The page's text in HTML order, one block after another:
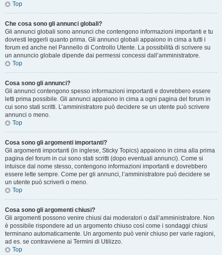
Top
Che cosa sono gli annunci globali?
Gli annunci globali sono annunci che contengono informazioni importanti e tu
dovresti leggerli quanto prima. Gli annunci globali appaiono in cima a tutti i
forum ed anche nel Pannello di Controllo Utente. La possibilità di scrivere su
un annuncio globale dipende dai permessi concessi dall’amministratore.
Top
Cosa sono gli annunci?
Gli annunci contengono spesso informazioni importanti e dovrebbero essere
letti prima possibile. Gli annunci appaiono in cima a ogni pagina del forum in
cui sono stati scritti. L’amministratore può decidere se un utente può scrivere
annunci o meno.
Top
Cosa sono gli argomenti importanti?
Gli argomenti importanti (in inglese, Sticky Topics) appaiono in cima alla prima
pagina del forum in cui sono stati scritti (dopo eventuali annunci). Come si
intuisce dal nome stesso, contengono informazioni importanti e dovrebbero
essere lette sempre. Come per gli annunci, l’amministratore può decidere se
un utente può scriverli o meno.
Top
Cosa sono gli argomenti chiusi?
Gli argomenti possono venire chiusi dai moderatori o dall’amministratore. Non
è possibile rispondere ad un argomento chiuso così come i sondaggi chiusi
terminano automaticamente. Un argomento può venir chiuso per varie ragioni,
ad es. se contravviene ai Termini di Utilizzo.
Top